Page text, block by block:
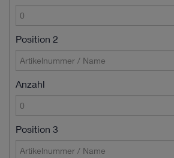
Position 2
Anzahl
Position 3